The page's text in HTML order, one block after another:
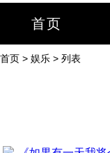
首页
首页 > 娱乐 > 列表